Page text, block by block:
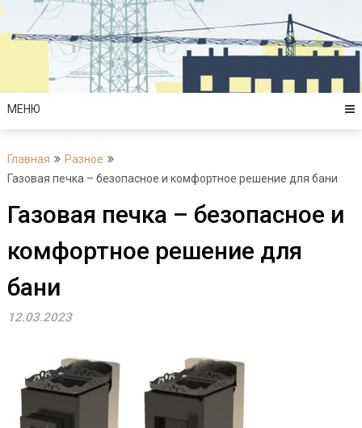
Перейти
содержимому
МЕНЮ
Главная
Разное
Газовая печка – безопасное и комфортное решение для бани
Газовая печка – безопасное и
комфортное решение для
бани
12.03.2023